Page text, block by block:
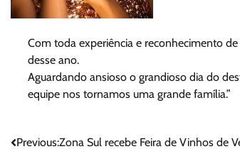
Com toda experiência e reconhecimento
desse ano.
Aguardando ansioso o grandioso dia do
equipe nos tornamos uma grande família.”
Previous:Zona Sul recebe Feira de Vinhos de